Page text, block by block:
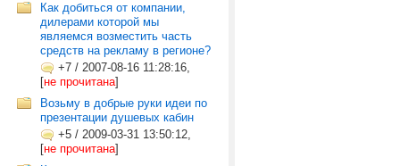
Как добиться от компании,
дилерами которой мы
являемся возместить часть
средств на рекламу в регионе?
+7 / 2007-08-16 11:28:16,
[не прочитана]
Возьму в добрые руки идеи по
презентации душевых кабин
+5 / 2009-03-31 13:50:12,
[не прочитана]